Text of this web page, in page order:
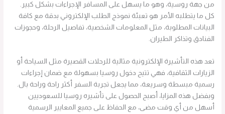
من جهة روسية، وهو ما يسهل على المسافر الإجراءات بشكل كبير.
كل ما يتطلبه الأمر هو تعبئة نموذج الطلب الإلكتروني بدقة مع كافة
البيانات المطلوبة، مثل المعلومات الشخصية، تفاصيل الرحلة، وحجوزات
الفنادق وتذاكر الطيران.
تعد هذه التأشيرة الإلكترونية مثالية للرحلات القصيرة مثل السياحة أو
الزيارات الثقافية، فهي تتيح دخول روسيا بسهولة مع ضمان إجراءات
رسمية مبسطة وسريعة، مما يجعل تجربة السفر أكثر راحة وراحة بال.
وبفضل هذه المزايا، أصبح الحصول على تأشيره روسيا للسعوديين
أسهل من أي وقت مضى، مع الحفاظ على جميع المعايير الرسمية